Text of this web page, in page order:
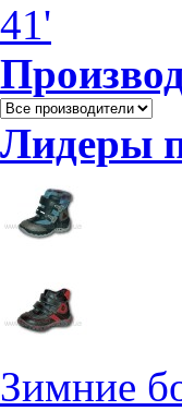
41'
Лидеры
Зимние